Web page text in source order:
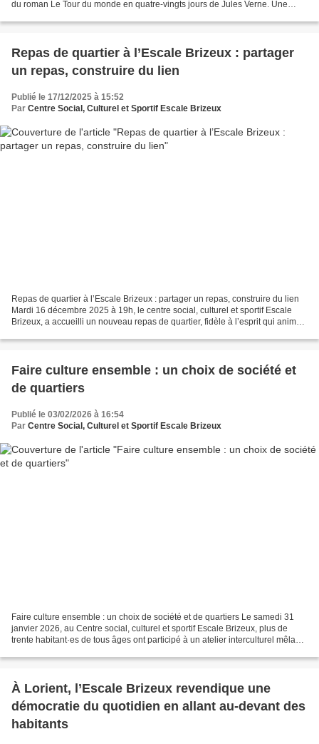
du roman Le Tour du monde en quatre-vingts jours de Jules Verne. Une
Repas de quartier à l’Escale Brizeux : partager
un repas, construire du lien
Publié le 17/12/2025 à 15:52
Par Centre Social, Culturel et Sportif Escale Brizeux
Repas de quartier à l’Escale Brizeux : partager un repas, construire du lien
Mardi 16 décembre 2025 à 19h, le centre social, culturel et sportif Escale
Brizeux, a accueilli un nouveau repas de quartier, fidèle à l’esprit qui anime
Faire culture ensemble : un choix de société et
de quartiers
Publié le 03/02/2026 à 16:54
Par Centre Social, Culturel et Sportif Escale Brizeux
Faire culture ensemble : un choix de société et de quartiers Le samedi 31
janvier 2026, au Centre social, culturel et sportif Escale Brizeux, plus de
trente habitant·es de tous âges ont participé à un atelier interculturel mêlant
À Lorient, l’Escale Brizeux revendique une
démocratie du quotidien en allant au-devant des
habitants